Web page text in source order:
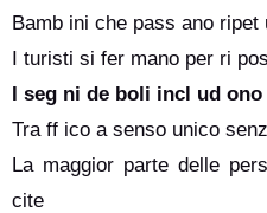
Bamb ini che pass ano
I turisti si fer mano per ri
I seg ni de boli incl ud ono
Tra ff ico a senso unico
La maggior parte delle
cite